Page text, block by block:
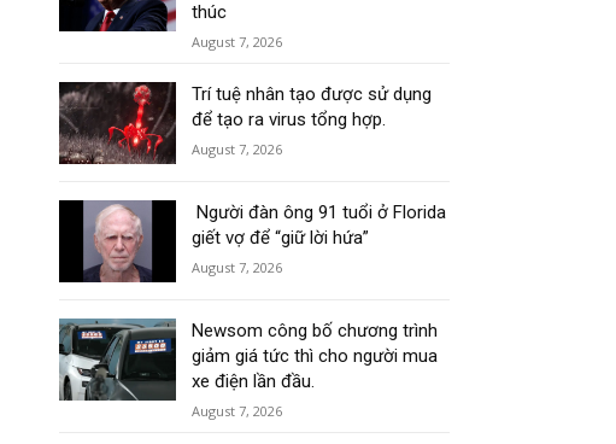
thúc
August 7, 2026
Trí tuệ nhân tạo được sử dụng
để tạo ra virus tổng hợp.
August 7, 2026
Người đàn ông 91 tuổi ở Florida
giết vợ để “giữ lời hứa”
August 7, 2026
Newsom công bố chương trình
giảm giá tức thì cho người mua
xe điện lần đầu.
August 7, 2026